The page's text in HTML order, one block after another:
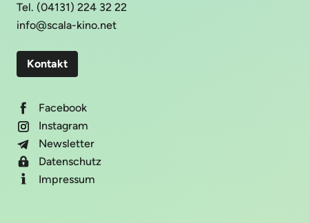
Tel. (04131) 224 32 22
info@scala-kino.net
Kontakt
Facebook
Instagram
Newsletter
Datenschutz
Impressum